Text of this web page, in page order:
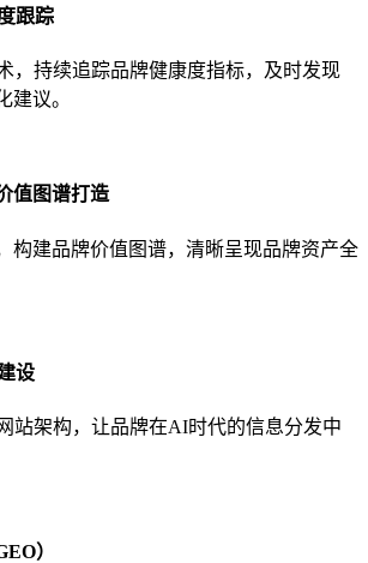
跟踪
，持续追踪品牌健康度指标，及时发现
建议。
值图谱打造
构建品牌价值图谱，清晰呈现品牌资产全
设
站架构，让品牌在AI时代的信息分发中
）